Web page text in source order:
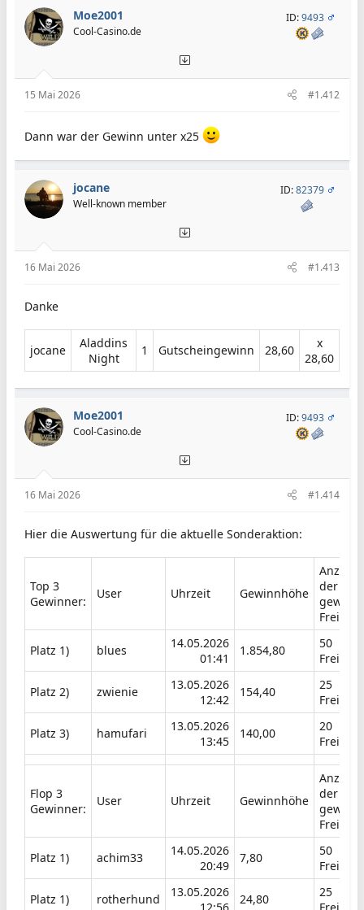
Moe2001
Cool-Casino.de
ID:9493
15 Mai 2026 #1.412
Dann war der Gewinn unter x25
jocane
Well-known member
ID:82379
16 Mai 2026 #1.413
Danke
jocane​
Aladdins
Night​
1​ Gutscheingewinn​ 28,60​
x
28,60​
Moe2001
Cool-Casino.de
ID:9493
16 Mai 2026 #1.414
Hier die Auswertung für die aktuelle Sonderaktion:
Top 3
Gewinner:​
User​ Uhrzeit​ Gewinnhöhe​
Anzahl
der
Platz 1)​ blues​
14.05.2026
01:41​
1.854,80
50
Platz 2)​ zwienie​
13.05.2026
12:42​
154,40
25
Platz 3)​ hamufari​
13.05.2026
13:45​
140,00
20
Flop 3
Gewinner:​
User​ Uhrzeit​ Gewinnhöhe​
Anzahl
der
Platz 1)​ achim33​
14.05.2026
20:49​
7,80
50
Platz 1)​ rotherhund​
13.05.2026
24,80
25